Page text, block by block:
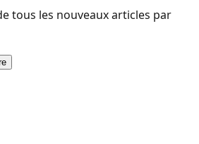
tous les nouveaux articles par